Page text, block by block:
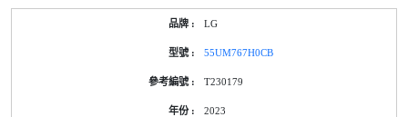
LG
55UM767H0CB
T230179
2023